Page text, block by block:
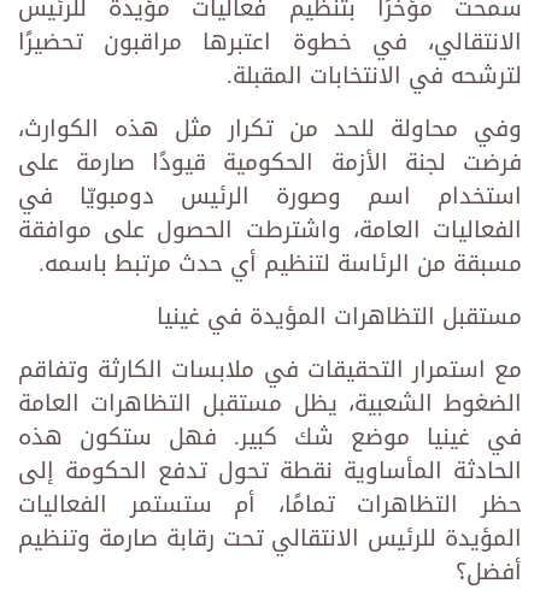
الانتقالي، في خطوة اعتبرها مراقبون تحضيرًا
لترشحه في الانتخابات المقبلة.
وفي محاولة للحد من تكرار مثل هذه الكوارث،
فرضت لجنة الأزمة الحكومية قيودًا صارمة على
استخدام اسم وصورة الرئيس دومبويّا في
الفعاليات العامة، واشترطت الحصول على موافقة
مسبقة من الرئاسة لتنظيم أي حدث مرتبط باسمه.
مستقبل التظاهرات المؤيدة في غينيا
مع استمرار التحقيقات في ملابسات الكارثة وتفاقم
الضغوط الشعبية، يظل مستقبل التظاهرات العامة
في غينيا موضع شك كبير. فهل ستكون هذه
الحادثة المأساوية نقطة تحول تدفع الحكومة إلى
حظر التظاهرات تمامًا، أم ستستمر الفعاليات
المؤيدة للرئيس الانتقالي تحت رقابة صارمة وتنظيم
أفضل؟